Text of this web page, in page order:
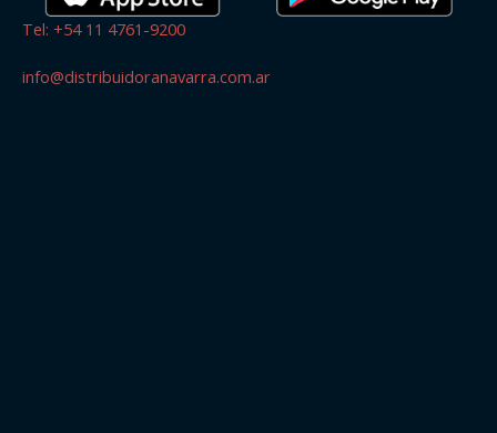
Tel: +54 11 4761-9200
info@distribuidoranavarra.com.ar